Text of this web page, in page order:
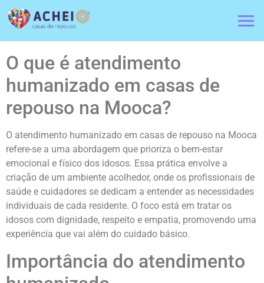
O que é atendimento
humanizado em casas de
repouso na Mooca?
O atendimento humanizado em casas de repouso na Mooca
refere-se a uma abordagem que prioriza o bem-estar
emocional e físico dos idosos. Essa prática envolve a
criação de um ambiente acolhedor, onde os profissionais de
saúde e cuidadores se dedicam a entender as necessidades
individuais de cada residente. O foco está em tratar os
idosos com dignidade, respeito e empatia, promovendo uma
experiência que vai além do cuidado básico.
Importância do atendimento